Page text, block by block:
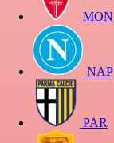
MON
NAP
PAR